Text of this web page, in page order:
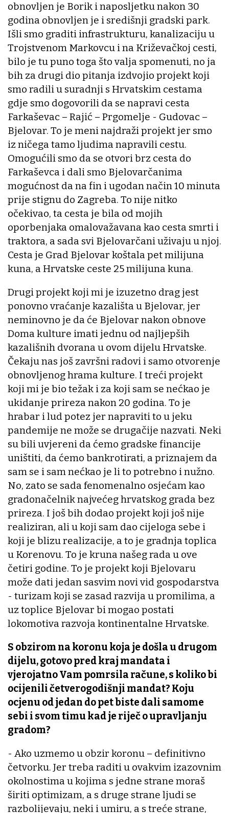
obnovljen je Borik i naposljetku nakon 30
godina obnovljen je i središnji gradski park.
Išli smo graditi infrastrukturu, kanalizaciju u
Trojstvenom Markovcu i na Križevačkoj cesti,
bilo je tu puno toga što valja spomenuti, no ja
bih za drugi dio pitanja izdvojio projekt koji
smo radili u suradnji s Hrvatskim cestama
gdje smo dogovorili da se napravi cesta
Farkaševac – Rajić – Prgomelje - Gudovac –
Bjelovar. To je meni najdraži projekt jer smo
iz ničega tamo ljudima napravili cestu.
Omogućili smo da se otvori brz cesta do
Farkaševca i dali smo Bjelovarčanima
mogućnost da na fin i ugodan način 10 minuta
prije stignu do Zagreba. To nije nitko
očekivao, ta cesta je bila od mojih
oporbenjaka omalovažavana kao cesta smrti i
traktora, a sada svi Bjelovarčani uživaju u njoj.
Cesta je Grad Bjelovar koštala pet milijuna
kuna, a Hrvatske ceste 25 milijuna kuna.
Drugi projekt koji mi je izuzetno drag jest
ponovno vraćanje kazališta u Bjelovar, jer
neminovno je da će Bjelovar nakon obnove
Doma kulture imati jednu od najljepših
kazališnih dvorana u ovom dijelu Hrvatske.
Čekaju nas još završni radovi i samo otvorenje
obnovljenog hrama kulture. I treći projekt
koji mi je bio težak i za koji sam se nećkao je
ukidanje prireza nakon 20 godina. To je
hrabar i lud potez jer napraviti to u jeku
pandemije ne može se drugačije nazvati. Neki
su bili uvjereni da ćemo gradske financije
uništiti, da ćemo bankrotirati, a priznajem da
sam se i sam nećkao je li to potrebno i nužno.
No, zato se sada fenomenalno osjećam kao
gradonačelnik najvećeg hrvatskog grada bez
prireza. I još bih dodao projekt koji još nije
realiziran, ali u koji sam dao cijeloga sebe i
koji je blizu realizacije, a to je gradnja toplica
u Korenovu. To je kruna našeg rada u ove
četiri godine. To je projekt koji Bjelovaru
može dati jedan sasvim novi vid gospodarstva
- turizam koji se zasad razvija u promilima, a
uz toplice Bjelovar bi mogao postati
lokomotiva razvoja kontinentalne Hrvatske.
S obzirom na koronu koja je došla u drugom
dijelu, gotovo pred kraj mandata i
vjerojatno Vam pomrsila račune, s koliko bi
ocijenili četverogodišnji mandat? Koju
ocjenu od jedan do pet biste dali samome
sebi i svom timu kad je riječ o upravljanju
gradom?
- Ako uzmemo u obzir koronu – definitivno
četvorku. Jer treba raditi u ovakvim izazovnim
okolnostima u kojima s jedne strane moraš
širiti optimizam, a s druge strane ljudi se
razbolijevaju, neki i umiru, a s treće strane,